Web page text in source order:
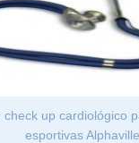
check up cardiológico
esportivas Alphaville